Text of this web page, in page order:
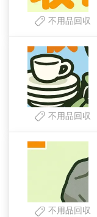
不用品回収
不用品回収
不用品回収